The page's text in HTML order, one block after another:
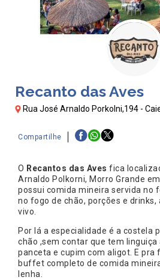
Recanto das Aves
Rua José Arnaldo Porkolni,194 -
Compartilhe
O Recantos das Aves fica
Arnaldo Polkorni, Morro Grande em
possui comida mineira servida no
no fogo de chão, porções e drinks,
vivo.
Por lá a especialidade é a costela
chão ,sem contar que tem
panceta e cupim com aligot. E pra
buffet completo de comida
lenha.